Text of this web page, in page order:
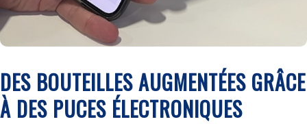
DES BOUTEILLES AUGMENTÉES GRÂCE
À DES PUCES ÉLECTRONIQUES